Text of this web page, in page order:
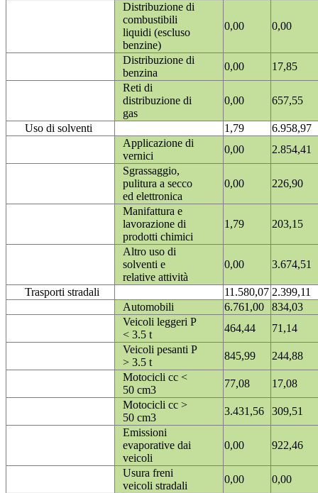
Distribuzione di
combustibili
liquidi (escluso
benzine)
0,00 0,00
Distribuzione di
benzina
0,00
17,85
Reti di
distribuzione di
gas
0,00 657,55
Uso di solventi 1,79
6.958,97
Applicazione di
vernici
0,00
2.854,41
Sgrassaggio,
pulitura a secco
ed elettronica
0,00 226,90
Manifattura e
lavorazione di
prodotti chimici
1,79 203,15
Altro uso di
solventi e
relative attività
0,00 3.674,51
Trasporti stradali 11.580,07 2.399,11
Automobili
6.761,00
834,03
Veicoli leggeri P
< 3.5 t
464,44
71,14
Veicoli pesanti P
> 3.5 t
845,99
244,88
Motocicli cc <
50 cm3
77,08
17,08
Motocicli cc >
50 cm3
3.431,56
309,51
Emissioni
evaporative dai
veicoli
0,00 922,46
Usura freni
veicoli stradali
0,00
0,00